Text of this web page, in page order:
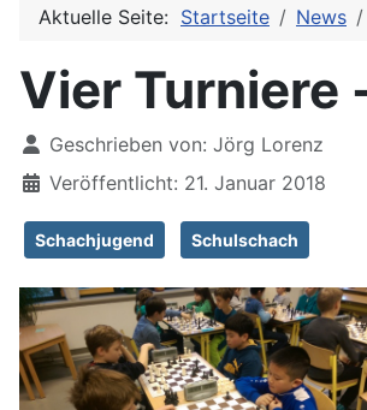
Aktuelle Seite: Startseite News
Vier Turniere
DetailsGeschrieben von: Jörg Lorenz
Veröffentlicht: 21. Januar 2018
Schachjugend Schulschach